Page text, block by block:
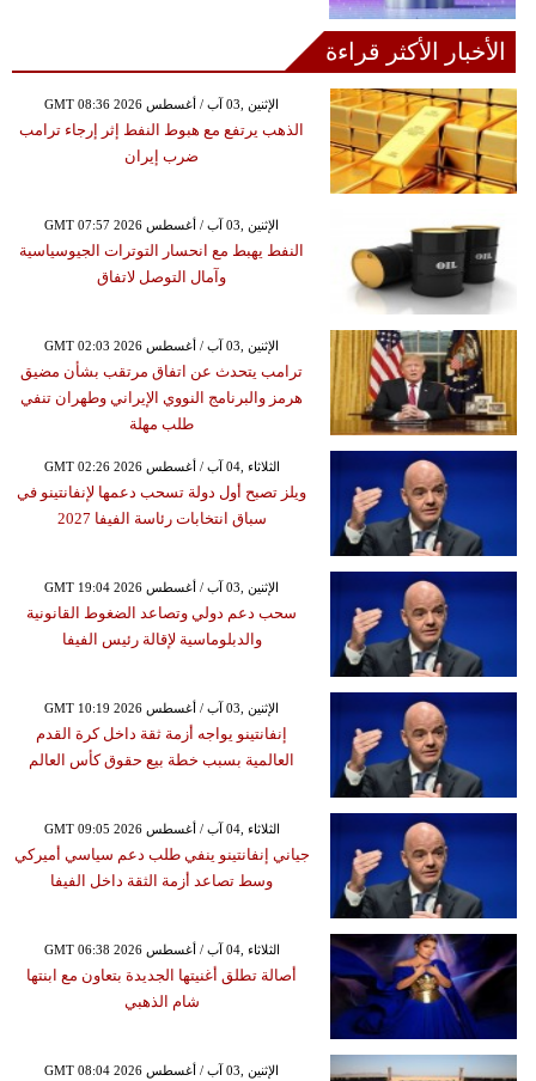
الأخبار الأكثر قراءة
GMT 08:36 2026 الإثنين ,03 آب / أغسطس
الذهب يرتفع مع هبوط النفط إثر إرجاء ترامب
ضرب إيران
GMT 07:57 2026 الإثنين ,03 آب / أغسطس
النفط يهبط مع انحسار التوترات الجيوسياسية
وآمال التوصل لاتفاق
GMT 02:03 2026 الإثنين ,03 آب / أغسطس
ترامب يتحدث عن اتفاق مرتقب بشأن مضيق
هرمز والبرنامج النووي الإيراني وطهران تنفي
طلب مهلة
GMT 02:26 2026 الثلاثاء ,04 آب / أغسطس
ويلز تصبح أول دولة تسحب دعمها لإنفانتينو في
سباق انتخابات رئاسة الفيفا 2027
GMT 19:04 2026 الإثنين ,03 آب / أغسطس
سحب دعم دولي وتصاعد الضغوط القانونية
والدبلوماسية لإقالة رئيس الفيفا
GMT 10:19 2026 الإثنين ,03 آب / أغسطس
إنفانتينو يواجه أزمة ثقة داخل كرة القدم
العالمية بسبب خطة بيع حقوق كأس العالم
GMT 09:05 2026 الثلاثاء ,04 آب / أغسطس
جياني إنفانتينو ينفي طلب دعم سياسي أميركي
وسط تصاعد أزمة الثقة داخل الفيفا
GMT 06:38 2026 الثلاثاء ,04 آب / أغسطس
أصالة تطلق أغنيتها الجديدة بتعاون مع ابنتها
شام الذهبي
GMT 08:04 2026 الإثنين ,03 آب / أغسطس